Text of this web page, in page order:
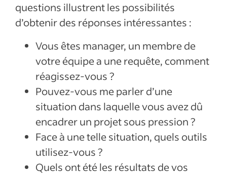
questions illustrent les possibilités
d’obtenir des réponses intéressantes :
Vous êtes manager, un membre de
votre équipe a une requête, comment
réagissez-vous ?
Pouvez-vous me parler d’une
situation dans laquelle vous avez dû
encadrer un projet sous pression ?
Face à une telle situation, quels outils
utilisez-vous ?
Quels ont été les résultats de vos